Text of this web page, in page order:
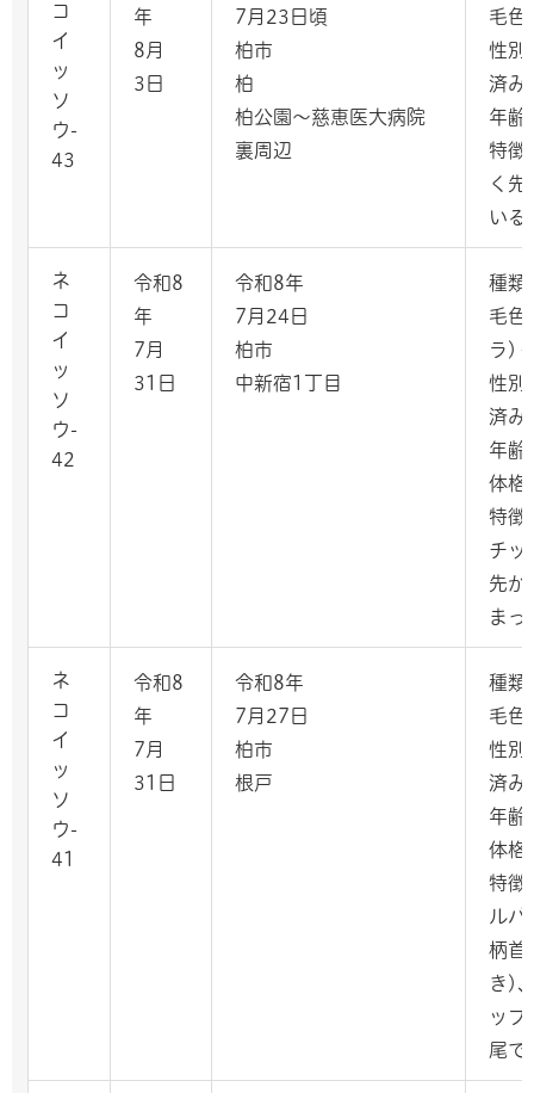
コ
イ
ッ
ソ
ウ-
43
年
8月
3日
7月23日頃
柏市
柏
柏公園～慈恵医大病院
裏周辺
毛色
性別
済み
年齢
特徴
く先
いる
ネ
コ
イ
ッ
ソ
ウ-
42
令和8
年
7月
31日
令和8年
7月24日
柏市
中新宿1丁目
種類
毛色
ラ)
性別
済み
年齢
体格
特徴
チッ
先が
まっ
ネ
コ
イ
ッ
ソ
ウ-
41
令和8
年
7月
31日
令和8年
7月27日
柏市
根戸
種類
毛色
性別
済み
年齢
体格
特徴
ルバ
柄首
き)
ップ
尾で